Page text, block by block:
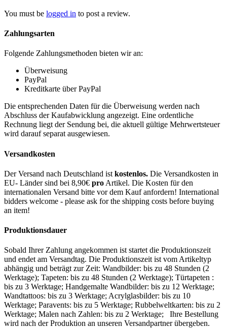
You must be logged in to post a review.
Zahlungsarten
Folgende Zahlungsmethoden bieten wir an:
Überweisung
PayPal
Kreditkarte über PayPal
Die entsprechenden Daten für die Überweisung werden nach
Abschluss der Kaufabwicklung angezeigt. Eine ordentliche
Rechnung liegt der Sendung bei, die aktuell gültige Mehrwertsteuer
wird darauf separat ausgewiesen.
Versandkosten
Der Versand nach Deutschland ist kostenlos. Die Versandkosten in
EU- Länder sind bei 8,90€ pro Artikel. Die Kosten für den
internationalen Versand bitte vor dem Kauf anfordern! International
bidders welcome - please ask for the shipping costs before buying
an item!
Produktionsdauer
Sobald Ihrer Zahlung angekommen ist startet die Produktionszeit
und endet am Versandtag. Die Produktionszeit ist vom Artikeltyp
abhängig und beträgt zur Zeit: Wandbilder: bis zu 48 Stunden (2
Werktage); Tapeten: bis zu 48 Stunden (2 Werktage); Türtapeten :
bis zu 3 Werktage; Handgemalte Wandbilder: bis zu 12 Werktage;
Wandtattoos: bis zu 3 Werktage; Acrylglasbilder: bis zu 10
Werktage; Paravents: bis zu 5 Werktage; Rubbelweltkarten: bis zu 2
Werktage; Malen nach Zahlen: bis zu 2 Werktage; Ihre Bestellung
wird nach der Produktion an unseren Versandpartner übergeben.